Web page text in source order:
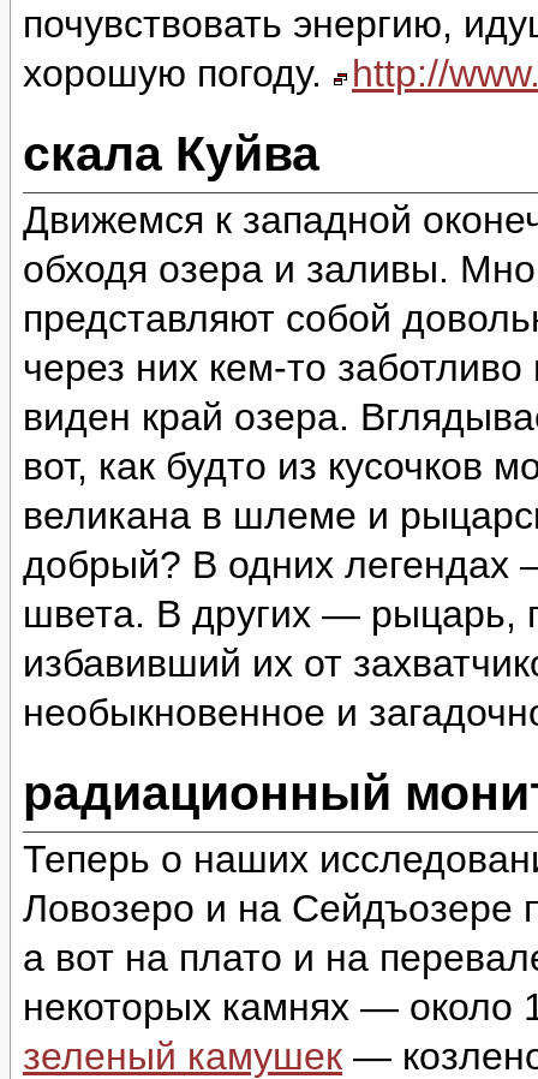
почувствовать энергию,
хорошую погоду.
http://
скала Куйва
Движемся к западной
обходя озера и заливы.
представляют собой
через них кем-то
виден край озера.
вот, как будто из кусочков
великана в шлеме и
добрый? В одних
швета. В других —
избавивший их от
необыкновенное и
радиационный
Теперь о наших
Ловозеро и на Сейдъозере
а вот на плато и на
некоторых камнях — около
зеленый камушек —